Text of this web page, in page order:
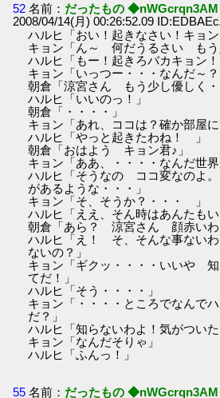
52 名前： だったもの ◆nWGcrqn3AM
2008/04/14(月) 00:26:52.09
ハルヒ「おい！起きなさい！キョン
キョン「ん～ 何だうるさい もう
ハルヒ「もー！起きろバカキョン
キョン「いっつー・・・なんだ～？
朝倉「涼宮さん もう少し優しく・
ハルヒ「いいのっ！」
朝倉「・・・・」
キョン「あれ、ココは？確か部屋
ハルヒ「やっと起きたわね！ 」
朝倉「おはよう キョン君♪」
キョン「ああ、・・・・なんだ世
ハルヒ「そうなの ココ変なのよ
があるような・・・」
キョン「そ、そうか？・・・ 」
ハルヒ「ええ、そん時はあんたもい
朝倉「あら？ 涼宮さん 顔赤いわ
ハルヒ「え！ そ、そんな事ないわ
ないの？」
キョン「ギクッ・・・・いいや
てだ！」
ハルヒ「そう・・・・」
キョン「・・・・ところでなんで
だ？」
ハルヒ「知らないわよ！気がつい
キョン「なんだそりゃ」
ハルヒ「ふんっ！」
55 名前： だったもの ◆nWGcrqn3AM